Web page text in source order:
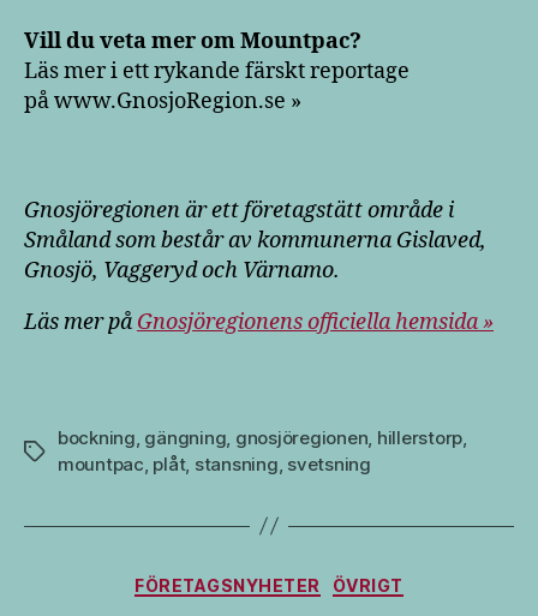
Vill du veta mer om Mountpac?
Läs mer i ett rykande färskt reportage
på www.GnosjoRegion.se »
Gnosjöregionen är ett företagstätt område i
Småland som består av kommunerna Gislaved,
Gnosjö, Vaggeryd och Värnamo.
Läs mer på Gnosjöregionens officiella hemsida »
Etiketter
bockning gängning gnosjöregionen hillerstorp
mountpac plåt, stansning svetsning
Kategorier
FÖRETAGSNYHETER ÖVRIGT